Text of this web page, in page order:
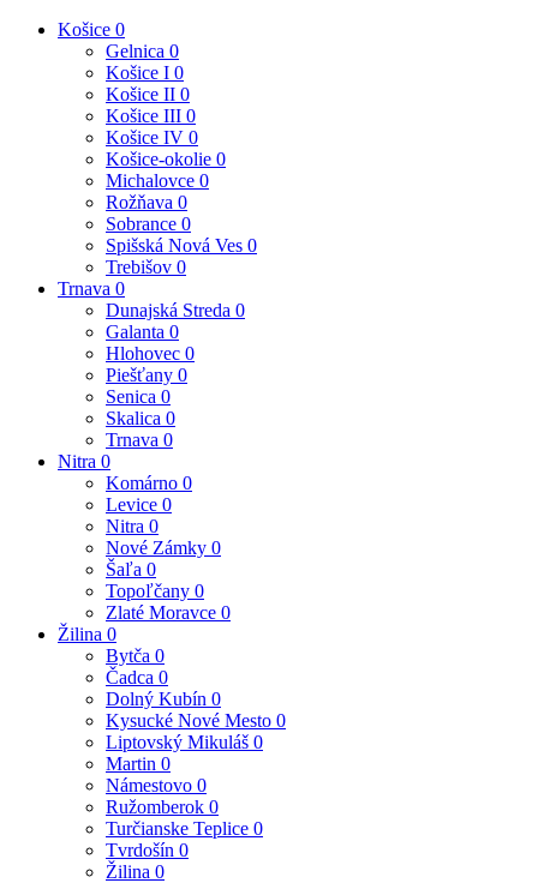
Košice 0
Gelnica 0
Košice I 0
Košice II 0
Košice III 0
Košice IV 0
Košice-okolie 0
Michalovce 0
Rožňava 0
Sobrance 0
Spišská Nová Ves 0
Trebišov 0
Trnava 0
Dunajská Streda 0
Galanta 0
Hlohovec 0
Piešťany 0
Senica 0
Skalica 0
Trnava 0
Nitra 0
Komárno 0
Levice 0
Nitra 0
Nové Zámky 0
Šaľa 0
Topoľčany 0
Zlaté Moravce 0
Žilina 0
Bytča 0
Čadca 0
Dolný Kubín 0
Kysucké Nové Mesto 0
Liptovský Mikuláš 0
Martin 0
Námestovo 0
Ružomberok 0
Turčianske Teplice 0
Tvrdošín 0
Žilina 0